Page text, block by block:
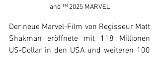
and ™ 2025 MARVEL
Der neue Marvel-Film von Regisseur Matt
Shakman eröffnete mit 118 Millionen
US-Dollar in den USA und weiteren 100